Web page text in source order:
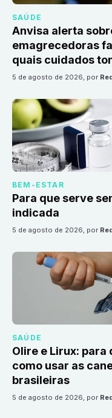
SAÚDE
Anvisa alerta
emagrecedoras
quais cuidados
5 de agosto de 2026, por
BEM-ESTAR
Para que serve
indicada
5 de agosto de 2026, por
SAÚDE
Olire e Lirux:
como usar as
brasileiras
5 de agosto de 2026, por